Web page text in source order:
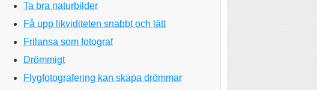
Ta bra naturbilder
Få upp likviditeten snabbt och lätt
Frilansa som fotograf
Drömmigt
Flygfotografering kan skapa drömmar